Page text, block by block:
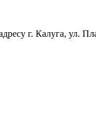
г. Калуга, ул.